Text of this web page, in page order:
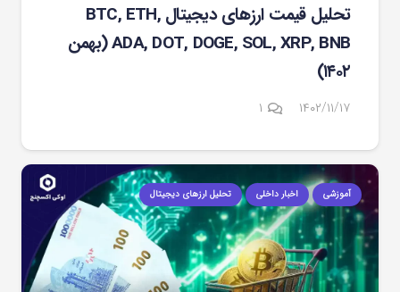
تحلیل قیمت ارزهای دیجیتال BTC, ETH,
ADA, DOT, DOGE, SOL, XRP, BNB (بهمن
۱۴۰۲)
۱۴۰۲/۱۱/۱۷ ۱دیدگاه
آموزشی اخبار داخلی تحلیل ارزهای دیجیتال